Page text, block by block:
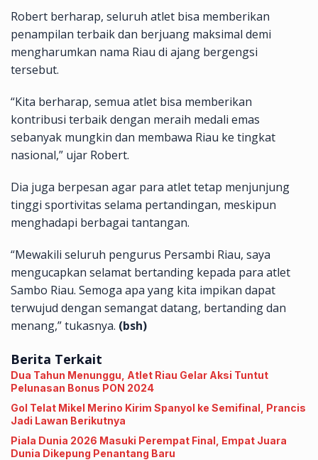
Robert berharap, seluruh atlet bisa memberikan
penampilan terbaik dan berjuang maksimal demi
mengharumkan nama Riau di ajang bergengsi
tersebut.
“Kita berharap, semua atlet bisa memberikan
kontribusi terbaik dengan meraih medali emas
sebanyak mungkin dan membawa Riau ke tingkat
nasional,” ujar Robert.
Dia juga berpesan agar para atlet tetap menjunjung
tinggi sportivitas selama pertandingan, meskipun
menghadapi berbagai tantangan.
“Mewakili seluruh pengurus Persambi Riau, saya
mengucapkan selamat bertanding kepada para atlet
Sambo Riau. Semoga apa yang kita impikan dapat
terwujud dengan semangat datang, bertanding dan
menang,” tukasnya. (bsh)
Berita Terkait
Dua Tahun Menunggu, Atlet Riau Gelar Aksi Tuntut
Pelunasan Bonus PON 2024
Gol Telat Mikel Merino Kirim Spanyol ke Semifinal, Prancis
Jadi Lawan Berikutnya
Piala Dunia 2026 Masuki Perempat Final, Empat Juara
Dunia Dikepung Penantang Baru